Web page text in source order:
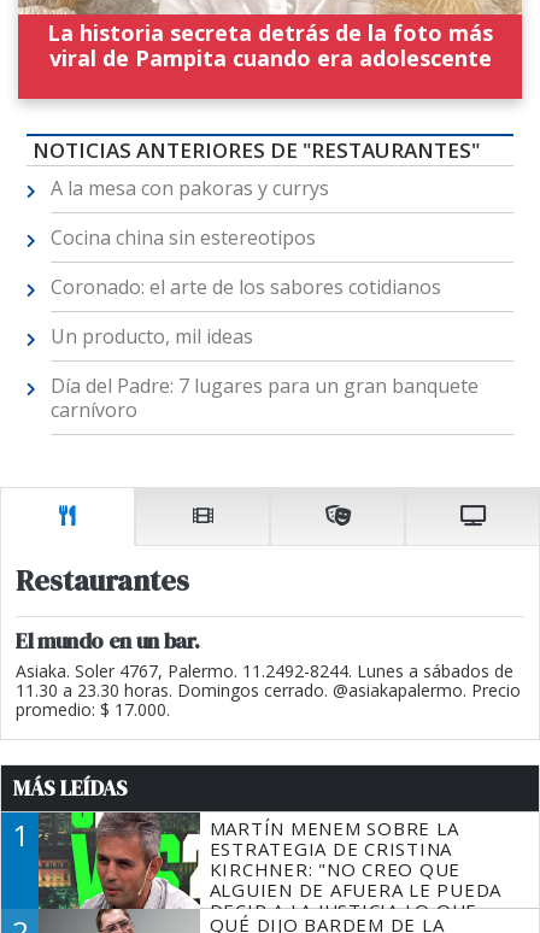
La historia secreta detrás de la foto más
viral de Pampita cuando era adolescente
NOTICIAS ANTERIORES DE "RESTAURANTES"
A la mesa con pakoras y currys
Cocina china sin estereotipos
Coronado: el arte de los sabores cotidianos
Un producto, mil ideas
Día del Padre: 7 lugares para un gran banquete
carnívoro
Restaurantes
El mundo en un bar.
Asiaka. Soler 4767, Palermo. 11.2492-8244. Lunes a sábados de
11.30 a 23.30 horas. Domingos cerrado. @asiakapalermo. Precio
promedio: $ 17.000.
MÁS LEÍDAS
1
MARTÍN MENEM SOBRE LA
ESTRATEGIA DE CRISTINA
KIRCHNER: "NO CREO QUE
ALGUIEN DE AFUERA LE PUEDA
DECIR A LA JUSTICIA LO QUE
QUÉ DIJO BARDEM DE LA